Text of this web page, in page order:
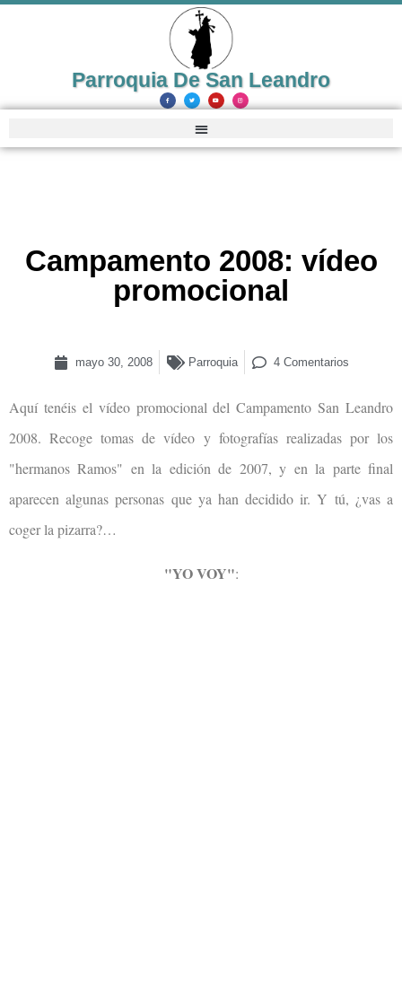
Parroquia De San Leandro
Campamento 2008: vídeo
promocional
mayo 30, 2008 Parroquia 4 Comentarios
Aquí tenéis el vídeo promocional del Campamento San Leandro
2008. Recoge tomas de vídeo y fotografías realizadas por los
"hermanos Ramos" en la edición de 2007, y en la parte final
aparecen algunas personas que ya han decidido ir. Y tú, ¿vas a
coger la pizarra?…
"YO VOY":